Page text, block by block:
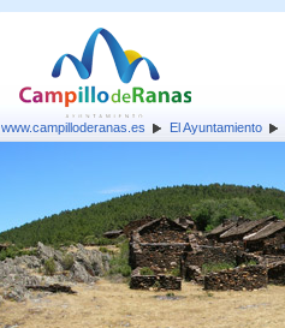
www.campilloderanas.es El Ayuntamiento